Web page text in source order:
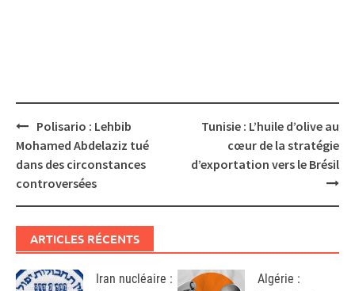
Post
navigation
Polisario : Lehbib
Mohamed Abdelaziz tué
dans des circonstances
controversées
Tunisie : L’huile d’olive au
cœur de la stratégie
d’exportation vers le Brésil
ARTICLES RÉCENTS
Iran nucléaire :
Algérie :